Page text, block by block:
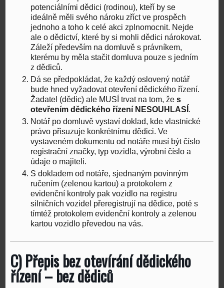
potenciálními dědici (rodinou), kteří by se
ideálně měli svého nároku zříct ve prospěch
jednoho a toho k celé akci zplnomocnit. Nejde
ale o dědictví, které by si mohli dědici nárokovat.
Záleží především na domluvě s právníkem,
kterému by měla stačit domluva pouze s jedním
z dědiců.
Dá se předpokládat, že každý oslovený notář
bude hned vyžadovat otevření dědického řízení.
Žadatel (dědic) ale MUSÍ trvat na tom, že s
otevřením dědického řízení NESOUHLASÍ .
Notář po domluvě vystaví doklad, kde vlastnické
právo přisuzuje konkrétnímu dědici. Ve
vystaveném dokumentu od notáře musí být číslo
registrační značky, typ vozidla, výrobní číslo a
údaje o majiteli.
S dokladem od notáře, sjednaným povinným
ručením (zelenou kartou) a protokolem z
evidenční kontroly pak vozidlo na registru
silničních vozidel přeregistrují na dědice, poté s
tímtéž protokolem evidenční kontroly a zelenou
kartou vozidlo převedou na vás.
C) Přepis bez otevírání dědického
řízení – bez dědiců